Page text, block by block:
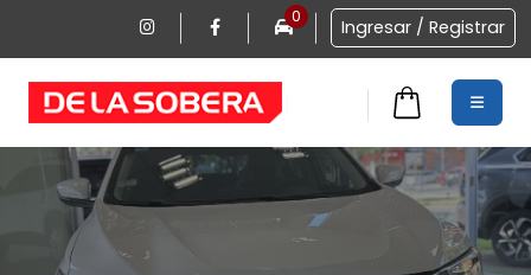
0 Ingresar / Registrar